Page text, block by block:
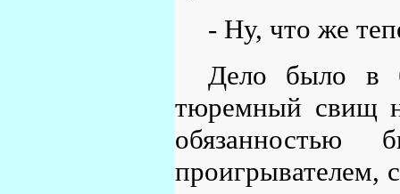
- Ну, что же
Дело было в
тюремный свищ
обязанностью
проигрывателем,